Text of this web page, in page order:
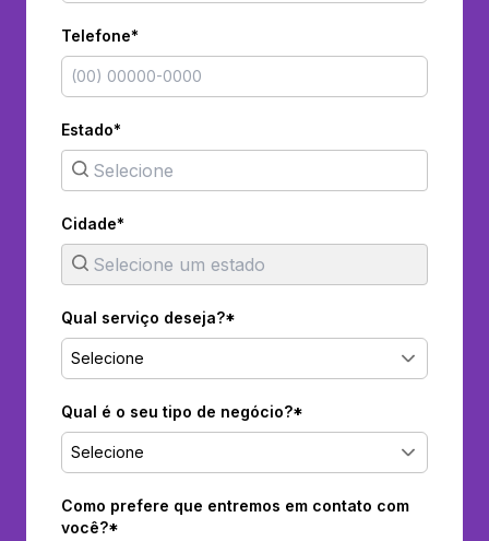
Telefone*
Estado*
Cidade*
Qual serviço deseja?*
Selecione
Qual é o seu tipo de negócio?*
Selecione
Como prefere que entremos em contato com
você?*